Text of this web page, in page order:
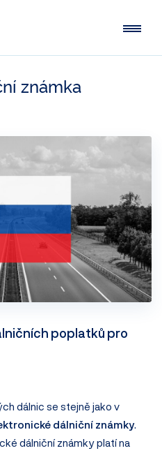
známka
poplatků pro
dálnic se stejně jako v
dálniční známky.
dálniční známky platí na